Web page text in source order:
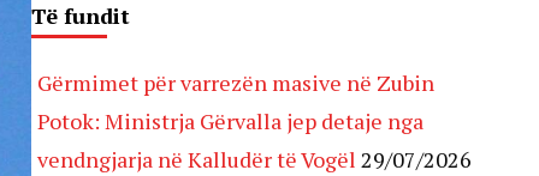
Të fundit
Gërmimet për varrezën masive në Zubin
Potok: Ministrja Gërvalla jep detaje nga
vendngjarja në Kalludër të Vogël 29/07/2026